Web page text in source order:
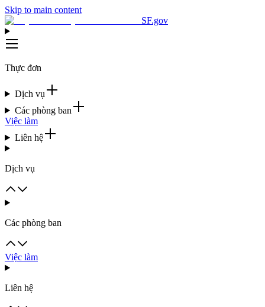
Skip to main content
SF.gov
Thực đơn
Dịch vụ
Các phòng ban
Việc làm
Liên hệ
Dịch vụ
Các phòng ban
Việc làm
Liên hệ